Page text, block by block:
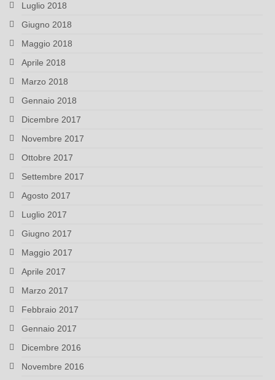
Luglio 2018
Giugno 2018
Maggio 2018
Aprile 2018
Marzo 2018
Gennaio 2018
Dicembre 2017
Novembre 2017
Ottobre 2017
Settembre 2017
Agosto 2017
Luglio 2017
Giugno 2017
Maggio 2017
Aprile 2017
Marzo 2017
Febbraio 2017
Gennaio 2017
Dicembre 2016
Novembre 2016